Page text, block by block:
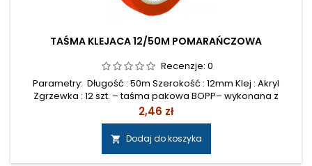
TAŚMA KLEJACA 12/50M POMARAŃCZOWA
Recenzje: 0
Parametry: Długość : 50m Szerokość : 12mm Klej : Akryl
Zgrzewka : 12 szt. – taśma pakowa BOPP– wykonana z
polipropylenu– pokryta emulsyjnym klejem akrylowym–
przyczepna do większości powierzchni– odporna na
zrywanie– doskonała do zaklejania kartonów o szerokim
zakresie wag– przyjazna dla środowiska– nie zawiera
substancji trujących– stabilna substancja...
Cena
2,46 zł
 Dodaj do koszyka